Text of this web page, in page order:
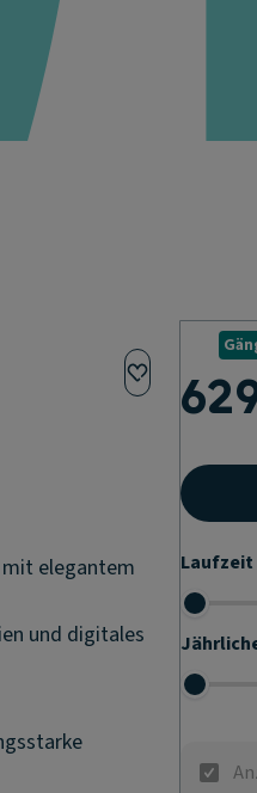
Laufzeit
elegantem
und digitales